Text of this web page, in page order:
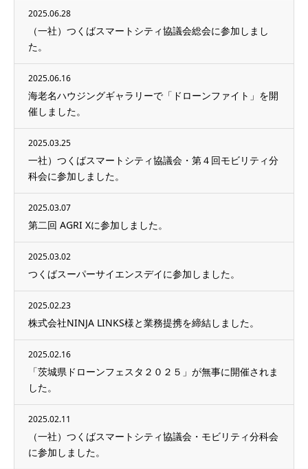
2025.06.28
（一社）つくばスマートシティ協議会総会に参加しまし
た。
2025.06.16
海老名ハウジングギャラリーで「ドローンファイト」を開
催しました。
2025.03.25
一社）つくばスマートシティ協議会・第４回モビリティ分
科会に参加しました。
2025.03.07
第二回 AGRI Xに参加しました。
2025.03.02
つくばスーパーサイエンスデイに参加しました。
2025.02.23
株式会社NINJA LINKS様と業務提携を締結しました。
2025.02.16
「茨城県ドローンフェスタ２０２５」が無事に開催されま
した。
2025.02.11
（一社）つくばスマートシティ協議会・モビリティ分科会
に参加しました。